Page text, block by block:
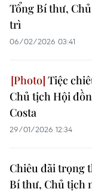
Tổng Bí thư,
trì
06/02/2026 03:41
Tiệc
Chủ tịch Hội
Costa
29/01/2026 12:34
Chiêu đãi trọng
Bí thư, Chủ tịch